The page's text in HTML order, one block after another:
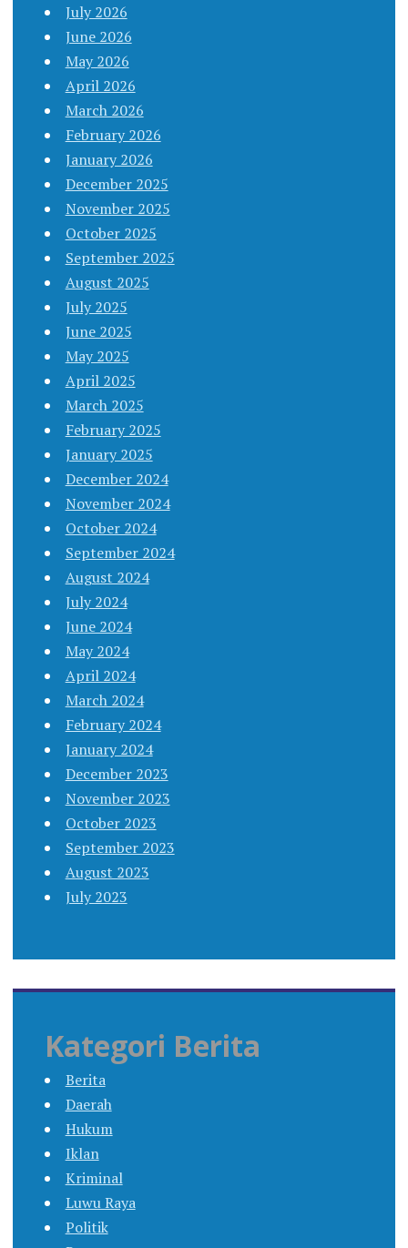
July 2026
June 2026
May 2026
April 2026
March 2026
February 2026
January 2026
December 2025
November 2025
October 2025
September 2025
August 2025
July 2025
June 2025
May 2025
April 2025
March 2025
February 2025
January 2025
December 2024
November 2024
October 2024
September 2024
August 2024
July 2024
June 2024
May 2024
April 2024
March 2024
February 2024
January 2024
December 2023
November 2023
October 2023
September 2023
August 2023
July 2023
Kategori Berita
Berita
Daerah
Hukum
Iklan
Kriminal
Luwu Raya
Politik